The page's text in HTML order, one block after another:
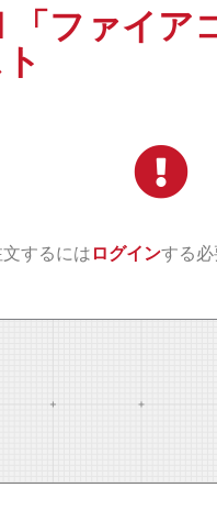
ファイア
するにはログインする必